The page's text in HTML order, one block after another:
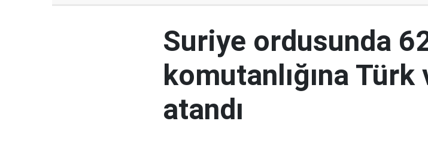
Suriye ordusunda
komutanlığına
atandı